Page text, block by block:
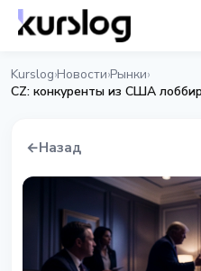
Kurslog›Новости›Рынки›
←Назад